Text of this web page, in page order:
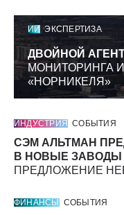
ИИ ЭКСПЕРТИЗА
ДВОЙНОЙ
МОНИТОРИНГА
«НОРНИКЕЛЯ»
ИНДУСТРИЯ СОБЫТИЯ
СЭМ АЛЬТМАН
В НОВЫЕ ЗАВОДЫ
ПРЕДЛОЖЕНИЕ
ФИНАНСЫ СОБЫТИЯ